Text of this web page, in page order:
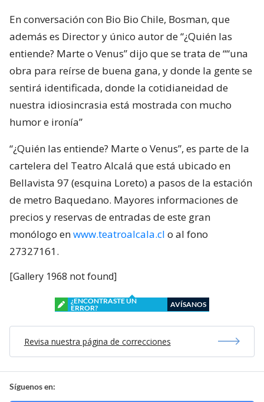
En conversación con Bio Bio Chile, Bosman, que
además es Director y único autor de “¿Quién las
entiende? Marte o Venus” dijo que se trata de ““una
obra para reírse de buena gana, y donde la gente se
sentirá identificada, donde la cotidianeidad de
nuestra idiosincrasia está mostrada con mucho
humor e ironía”
“¿Quién las entiende? Marte o Venus”, es parte de la
cartelera del Teatro Alcalá que está ubicado en
Bellavista 97 (esquina Loreto) a pasos de la estación
de metro Baquedano. Mayores informaciones de
precios y reservas de entradas de este gran
monólogo enwww.teatroalcala.cl o al fono
27327161.
[Gallery 1968 not found]
¿ENCONTRASTE UN
ERROR?
AVÍSANOS
Revisa nuestra página de correcciones
Síguenos en: